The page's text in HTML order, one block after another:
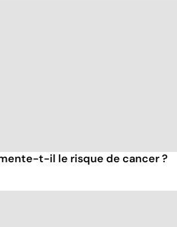
t-il le risque de cancer ?